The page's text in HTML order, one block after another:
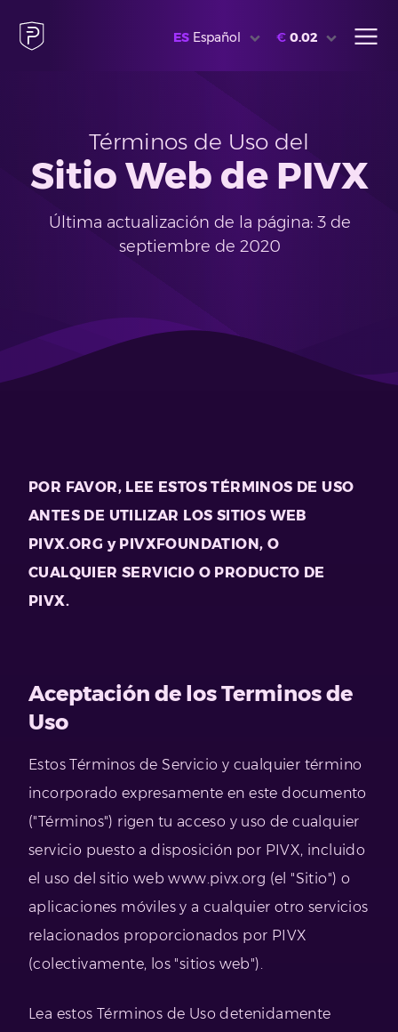
ES Español € 0.02
Términos de Uso del
Sitio Web de PIVX
Última actualización de la página: 3 de
septiembre de 2020
POR FAVOR, LEE ESTOS TÉRMINOS DE USO
ANTES DE UTILIZAR LOS SITIOS WEB
PIVX.ORG y PIVXFOUNDATION, O
CUALQUIER SERVICIO O PRODUCTO DE
PIVX.
Aceptación de los Terminos de
Uso
Estos Términos de Servicio y cualquier término
incorporado expresamente en este documento
("Términos") rigen tu acceso y uso de cualquier
servicio puesto a disposición por PIVX, incluido
el uso del sitio web www.pivx.org (el "Sitio") o
aplicaciones móviles y a cualquier otro servicios
relacionados proporcionados por PIVX
(colectivamente, los "sitios web").
Lea estos Términos de Uso detenidamente